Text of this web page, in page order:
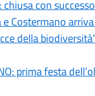
con
Costermano
della
prima festa